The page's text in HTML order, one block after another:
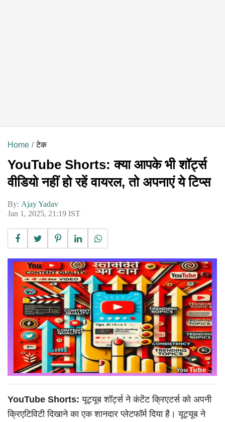
Home टेक
YouTube Shorts: क्या आपके भी शॉर्ट्स
वीडियो नहीं हो रहें वायरल, तो अपनाएं ये टिप्स
By: Ajay Yadav
Jan 1, 2025, 21:19 IST
YouTube Shorts:यूट्यूब शॉर्ट्स ने कंटेंट क्रिएटर्स को अपनी
क्रिएटिविटी दिखाने का एक शानदार प्लेटफॉर्म दिया है। यूट्यूब ने